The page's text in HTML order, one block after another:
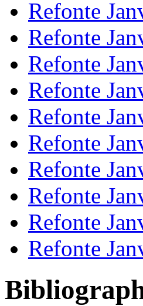
Refonte
Refonte
Refonte
Refonte
Refonte
Refonte
Refonte
Refonte
Refonte
Refonte